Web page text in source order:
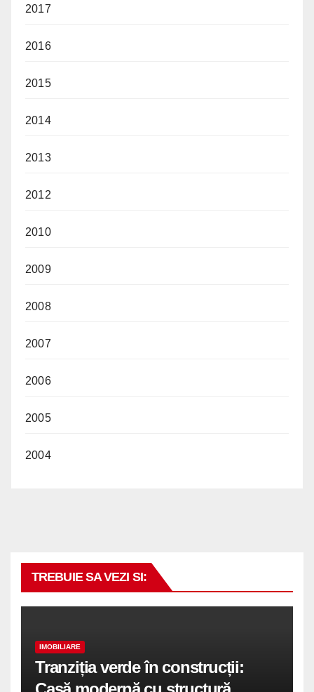
2017
2016
2015
2014
2013
2012
2010
2009
2008
2007
2006
2005
2004
TREBUIE SA VEZI SI:
IMOBILIARE
Tranziția verde în construcții: